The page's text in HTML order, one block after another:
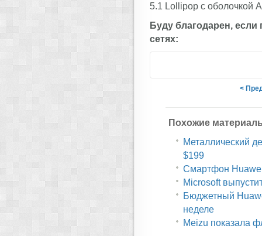
5.1 Lollipop с оболочкой
Буду благодарен, если
сетях:
<
Похожие
Металлический
$199
Смартфон
Microsoft
Бюджетный
неделе
Meizu показала